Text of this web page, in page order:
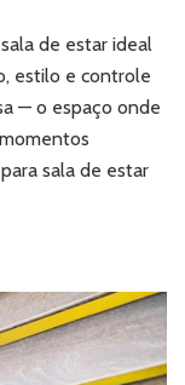
de estar ideal
estilo e controle
— o espaço onde
sala de estar